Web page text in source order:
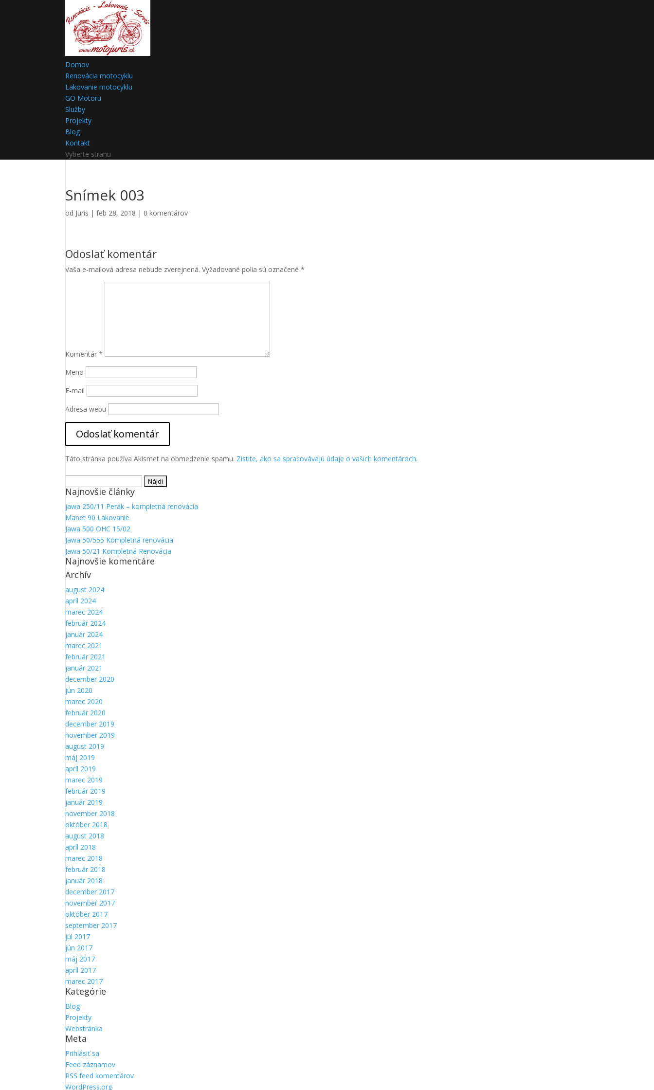
Domov
Renovácia motocyklu
Lakovanie motocyklu
GO Motoru
Služby
Projekty
Blog
Kontakt
Vyberte stranu
Snímek 003
od Juris |feb 28, 2018 | 0 komentárov
Odoslať komentár
Vaša e-mailová adresa nebude zverejnená. Vyžadované polia sú označené*
Komentár*
Meno
E-mail
Adresa webu
Táto stránka používa Akismet na obmedzenie spamu. Zistite, ako sa spracovávajú údaje o vašich komentároch.
Najnovšie články
jawa 250/11 Perák – kompletná renovácia
Manet 90 Lakovanie
Jawa 500 OHC 15/02
Jawa 50/555 Kompletná renovácia
Jawa 50/21 Kompletná Renovácia
Najnovšie komentáre
Archív
august 2024
apríl 2024
marec 2024
február 2024
január 2024
marec 2021
február 2021
január 2021
december 2020
jún 2020
marec 2020
február 2020
december 2019
november 2019
august 2019
máj 2019
apríl 2019
marec 2019
február 2019
január 2019
november 2018
október 2018
august 2018
apríl 2018
marec 2018
február 2018
január 2018
december 2017
november 2017
október 2017
september 2017
júl 2017
jún 2017
máj 2017
apríl 2017
marec 2017
Kategórie
Blog
Projekty
Webstránka
Meta
Prihlásiť sa
Feed záznamov
RSS feed komentárov
WordPress.org